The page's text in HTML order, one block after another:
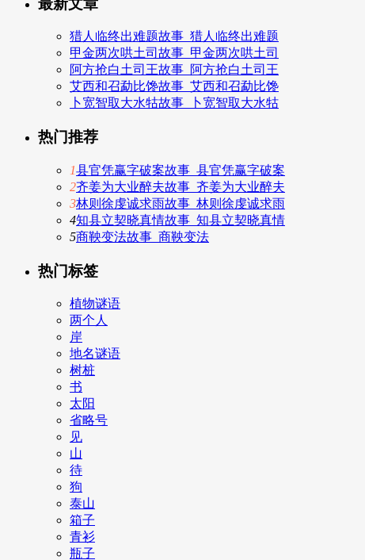
最新文章
猎人临终出难题故事_猎人临终出难题
甲金两次哄土司故事_甲金两次哄土司
阿方抢白土司王故事_阿方抢白土司王
艾西和召勐比馋故事_艾西和召勐比馋
卜宽智取大水牯故事_卜宽智取大水牯
热门推荐
1县官凭赢字破案故事_县官凭赢字破案
2齐姜为大业醉夫故事_齐姜为大业醉夫
3林则徐虔诚求雨故事_林则徐虔诚求雨
4知县立契晓真情故事_知县立契晓真情
5商鞅变法故事_商鞅变法
热门标签
植物谜语
两个人
岸
地名谜语
树桩
书
太阳
省略号
见
山
待
狗
泰山
箱子
青衫
瓶子